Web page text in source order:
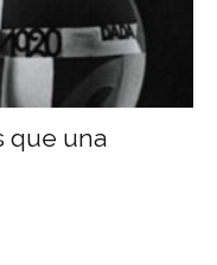
que una